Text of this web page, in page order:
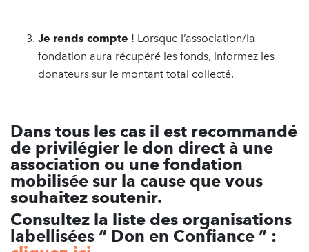
Je rends compte ! Lorsque l’association/la
fondation aura récupéré les fonds, informez les
donateurs sur le montant total collecté.
Dans tous les cas il est recommandé
de privilégier le don direct à une
association ou une fondation
mobilisée sur la cause que vous
souhaitez soutenir.
Consultez la liste des organisations
labellisées “ Don en Confiance ” :